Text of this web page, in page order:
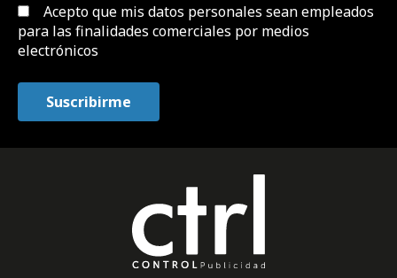
Acepto que mis datos personales sean empleados
para las finalidades comerciales por medios
electrónicos